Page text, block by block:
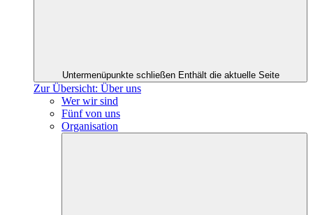
Untermenüpunkte schließen Enthält die aktuelle Seite
Zur Übersicht: Über uns
Wer wir sind
Fünf von uns
Organisation